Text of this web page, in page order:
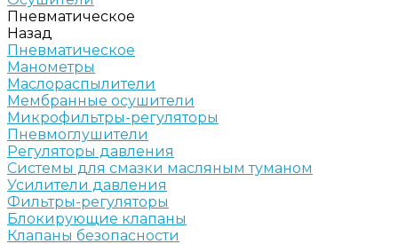
Пневматическое
Назад
Пневматическое
Манометры
Маслораспылители
Мембранные осушители
Микрофильтры-регуляторы
Пневмоглушители
Регуляторы давления
Системы для смазки масляным туманом
Усилители давления
Фильтры-регуляторы
Блокирующие клапаны
Клапаны безопасности